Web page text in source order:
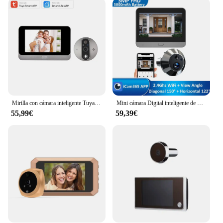
a breeze, thanks to its user-friendly design. The
smart doorbell can be easily mounted on any
standard door frame, and its compatibility with
various smart home systems makes it a seamless
addition to your existing setup. Whether you're an
individual homeowner or a vendor looking to offer
a smart doorbell solution to your customers, this
product is designed for simplicity and integration
with a wide range of smart home platforms.
**Versatile and Durable**
Crafted from high-quality ABS plastic, the mirilla
the elements. Its sleek, modern design complements
any home's aesthetic while providing reliable
performance. The set of durable doorbell chimes
included in the package ensures that you can
choose the sound that best suits your home's
ambiance. Whether you're a homeowner looking to
upgrade your doorbell or a vendor seeking a
reliable smart doorbell solution for your customers,
Mirilla con cámara inteligente Tuya, visor Digital con batería de 1080 mAh, Detector de movimiento PIR, WiFi, 5000 P, Alexa, Google Home
55,99€
Mini cámara Digital inteligente de 3MP con mirilla para puerta, 2,4 Ghz, WiFi, infrarrojos, visión nocturna por infrarrojos, detección de movimiento PIR, visor Digital, aplicación iCam365
59,39€